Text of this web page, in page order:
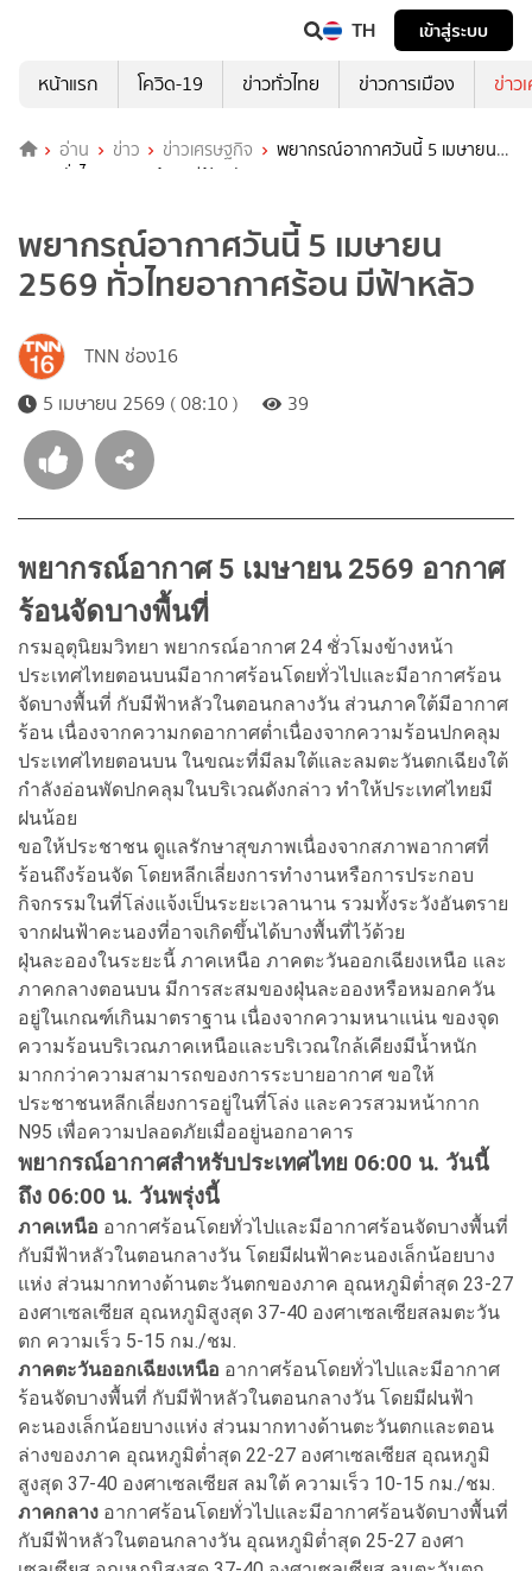
TH
เข้าสู่ระบบ
หน้าแรก
โควิด-19 ข่าวทั่วไทย ข่าวการเมือง ข่าว
อ่าน ข่าว ข่าวเศรษฐกิจ
พยากรณ์อากาศวันนี้ 5 เมษายน
2569 ทั่วไทยอากาศร้อน มีฟ้าหลัว
พยากรณ์อากาศวันนี้ 5 เมษายน
2569 ทั่วไทยอากาศร้อน มีฟ้าหลัว
TNN ช่อง16
5 เมษายน 2569 ( 08:10 )
39
พยากรณ์อากาศ 5 เมษายน 2569 อากาศ
ร้อนจัดบางพื้นที่
กรมอุตุนิยมวิทยา พยากรณ์อากาศ 24 ชั่วโมงข้างหน้า
ประเทศไทยตอนบนมีอากาศร้อนโดยทั่วไปและมีอากาศร้อน
จัดบางพื้นที่ กับมีฟ้าหลัวในตอนกลางวัน ส่วนภาคใต้มีอากาศ
ร้อน เนื่องจากความกดอากาศต่ำเนื่องจากความร้อนปกคลุม
ประเทศไทยตอนบน ในขณะที่มีลมใต้และลมตะวันตกเฉียงใต้
กำลังอ่อนพัดปกคลุมในบริเวณดังกล่าว ทำให้ประเทศไทยมี
ฝนน้อย
ขอให้ประชาชน ดูแลรักษาสุขภาพเนื่องจากสภาพอากาศที่
ร้อนถึงร้อนจัด โดยหลีกเลี่ยงการทำงานหรือการประกอบ
กิจกรรมในที่โล่งแจ้งเป็นระยะเวลานาน รวมทั้งระวังอันตราย
จากฝนฟ้าคะนองที่อาจเกิดขึ้นได้บางพื้นที่ไว้ด้วย
ฝุ่นละอองในระยะนี้ ภาคเหนือ ภาคตะวันออกเฉียงเหนือ และ
ภาคกลางตอนบน มีการสะสมของฝุ่นละอองหรือหมอกควัน
อยู่ในเกณฑ์เกินมาตราฐาน เนื่องจากความหนาแน่น ของจุด
ความร้อนบริเวณภาคเหนือและบริเวณใกล้เคียงมีน้ำหนัก
มากกว่าความสามารถของการระบายอากาศ ขอให้
ประชาชนหลีกเลี่ยงการอยู่ในที่โล่ง และควรสวมหน้ากาก
N95 เพื่อความปลอดภัยเมื่ออยู่นอกอาคาร
พยากรณ์อากาศสำหรับประเทศไทย 06:00 น. วันนี้
ถึง 06:00 น. วันพรุ่งนี้
ภาคเหนือ อากาศร้อนโดยทั่วไปและมีอากาศร้อนจัดบางพื้นที่
กับมีฟ้าหลัวในตอนกลางวัน โดยมีฝนฟ้าคะนองเล็กน้อยบาง
แห่ง ส่วนมากทางด้านตะวันตกของภาค อุณหภูมิต่ำสุด 23-27
องศาเซลเซียส อุณหภูมิสูงสุด 37-40 องศาเซลเซียสลมตะวัน
ตก ความเร็ว 5-15 กม./ชม.
ภาคตะวันออกเฉียงเหนือ อากาศร้อนโดยทั่วไปและมีอากาศ
ร้อนจัดบางพื้นที่ กับมีฟ้าหลัวในตอนกลางวัน โดยมีฝนฟ้า
คะนองเล็กน้อยบางแห่ง ส่วนมากทางด้านตะวันตกและตอน
ล่างของภาค อุณหภูมิต่ำสุด 22-27 องศาเซลเซียส อุณหภูมิ
สูงสุด 37-40 องศาเซลเซียส ลมใต้ ความเร็ว 10-15 กม./ชม.
ภาคกลาง อากาศร้อนโดยทั่วไปและมีอากาศร้อนจัดบางพื้นที่
กับมีฟ้าหลัวในตอนกลางวัน อุณหภูมิต่ำสุด 25-27 องศา